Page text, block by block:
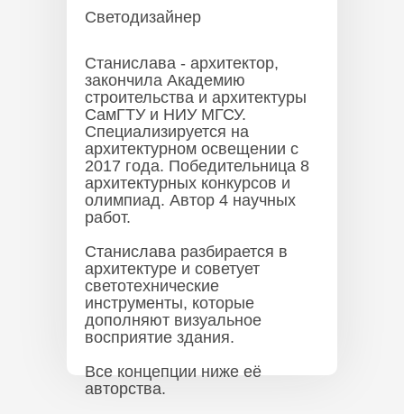
Светодизайнер
Станислава - архитектор,
закончила Академию
строительства и архитектуры
СамГТУ и НИУ МГСУ.
Специализируется на
архитектурном освещении с
2017 года. Победительница 8
архитектурных конкурсов и
олимпиад. Автор 4 научных
работ.
Станислава разбирается в
архитектуре и советует
светотехнические
инструменты, которые
дополняют визуальное
восприятие здания.
Все концепции ниже её
авторства.